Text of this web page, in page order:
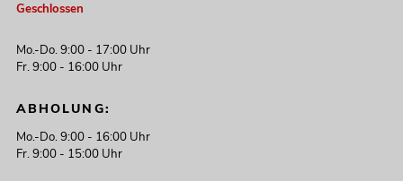
Geschlossen
Mo.-Do. 9:00 - 17:00 Uhr
Fr. 9:00 - 16:00 Uhr
ABHOLUNG:
Mo.-Do. 9:00 - 16:00 Uhr
Fr. 9:00 - 15:00 Uhr